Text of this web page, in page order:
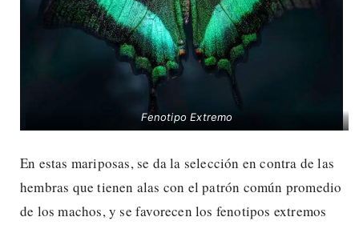
Fenotipo Extremo
En estas mariposas, se da la selección en contra de las
hembras que tienen alas con el patrón común promedio
de los machos, y se favorecen los fenotipos extremos